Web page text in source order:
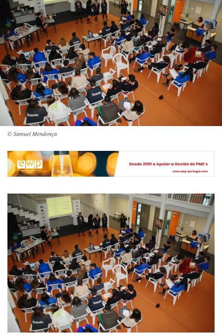
© Samuel Mendonça